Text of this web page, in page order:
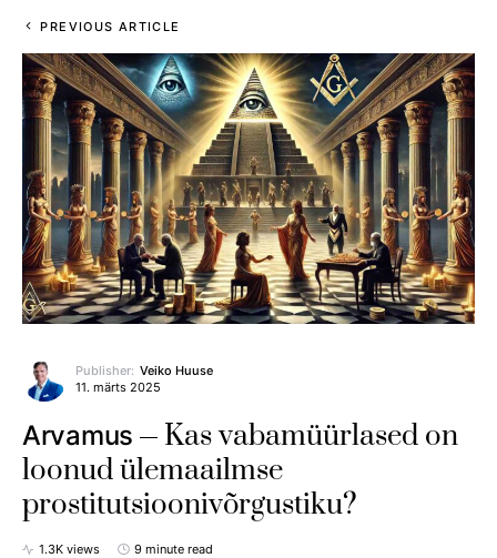
PREVIOUS ARTICLE
Publisher: Veiko Huuse
11. märts 2025
Arvamus
Kas vabamüürlased on
loonud ülemaailmse
prostitutsioonivõrgustiku?
1.3K views 9 minute read